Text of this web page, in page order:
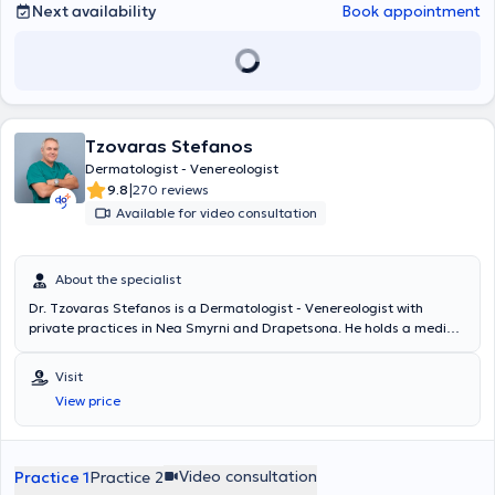
Next availability Book appointment
Tzovaras Stefanos
Dermatologist - Venereologist
9.8|270 reviews
Available for video consultation
About the specialist
Dr. Tzovaras Stefanos is a Dermatologist - Venereologist with
private practices in Nea Smyrni and Drapetsona. He holds a medical
PhD in Plastic Surgery at the same university. He trained at one of
the world's leading University Dermatology Departments and
specialized in the removal of benign and malignant skin lesions at
the Dermatologic Surgery Department and the Department of
Athens "Evangelismos." His private practice offers a wide range of
clinical and aesthetic dermatology services, including laser hair
Visit
View price
Practice 1Practice 2 Video consultation